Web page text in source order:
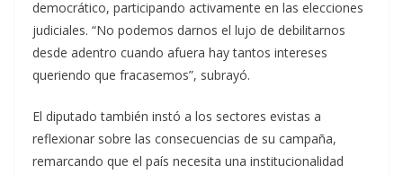
democrático, participando activamente en las elecciones
judiciales. “No podemos darnos el lujo de debilitarnos
desde adentro cuando afuera hay tantos intereses
queriendo que fracasemos”, subrayó.
El diputado también instó a los sectores evistas a
reflexionar sobre las consecuencias de su campaña,
remarcando que el país necesita una institucionalidad